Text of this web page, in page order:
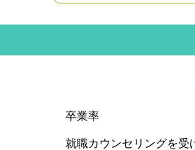
卒業率
就職カウンセリングを受